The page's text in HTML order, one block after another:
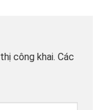
công khai. Các